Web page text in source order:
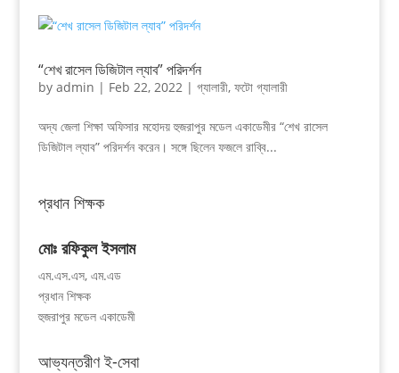
“শেখ রাসেল ডিজিটাল ল্যাব” পরিদর্শন
by admin | Feb 22, 2022| গ্যালারী, ফটো গ্যালারী
অদ্য জেলা শিক্ষা অফিসার মহোদয় হুজরাপুর মডেল একাডেমীর “শেখ রাসেল
ডিজিটাল ল্যাব” পরিদর্শন করেন। সঙ্গে ছিলেন ফজলে রাব্বি...
প্রধান শিক্ষক
মোঃ রফিকুল ইসলাম
এম.এস.এস, এম.এড
প্রধান শিক্ষক
হুজরাপুর মডেল একাডেমী
আভ্যন্তরীণ ই-সেবা